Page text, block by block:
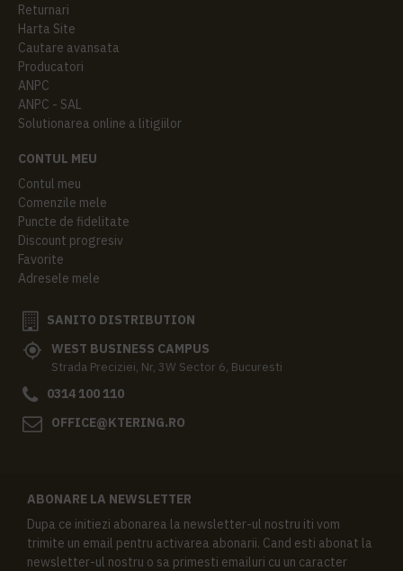
Returnari
Harta Site
Cautare avansata
Producatori
ANPC
ANPC - SAL
Solutionarea online a litigiilor
CONTUL MEU
Contul meu
Comenzile mele
Puncte de fidelitate
Discount progresiv
Favorite
Adresele mele
SANITO DISTRIBUTION
WEST BUSINESS CAMPUS
Strada Preciziei, Nr, 3W Sector 6, Bucuresti
0314 100 110
OFFICE@KTERING.RO
ABONARE LA NEWSLETTER
Dupa ce initiezi abonarea la newsletter-ul nostru iti vom
trimite un email pentru activarea abonarii. Cand esti abonat la
newsletter-ul nostru o sa primesti emailuri cu un caracter